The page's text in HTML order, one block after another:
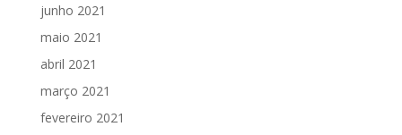
junho 2021
maio 2021
abril 2021
março 2021
fevereiro 2021